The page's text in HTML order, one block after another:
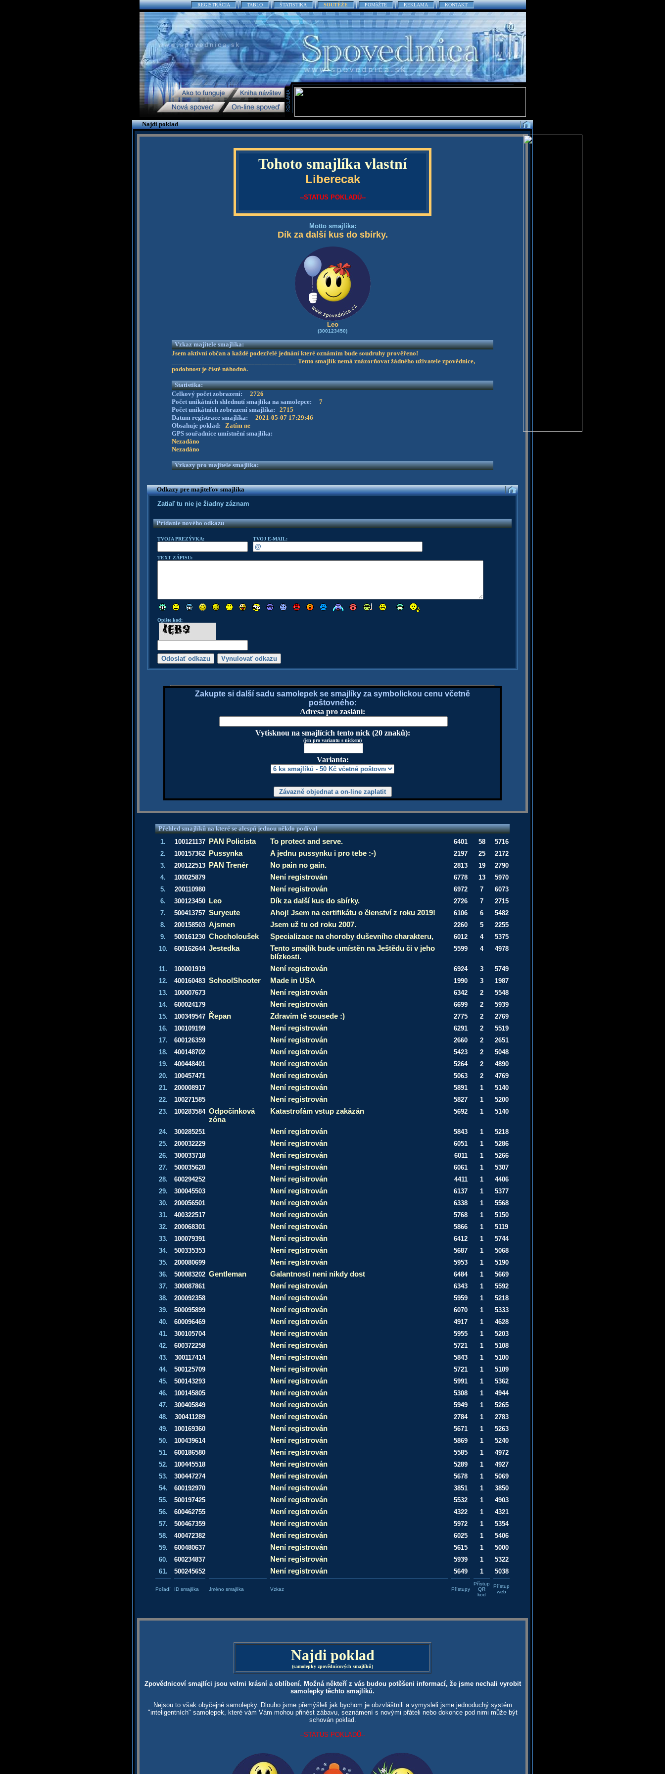
REGISTRÁCIA TABLO ŠTATISTIKA SOUTĚŽE POMôŽTE REKLAMA KONTAKT
Najdi poklad
Tohoto smajlíka vlastní
Liberecak
--STATUS POKLADŮ--
Motto smajlíka:
Dík za další kus do sbírky.
Leo
(300123450)
Vzkaz majitele smajlíka:
Jsem aktivní občan a každé podezřelé jednání které oznámím bude soudruhy prověřeno!
____________________________________ Tento smajlík nemá znázorňovat žádného uživatele zpovědnice,
podobnost je čistě náhodná.
Statistika:
Celkový počet zobrazení:
2726
Počet unikátních shlednutí smajlíka na samolepce: 7
Počet unikátních zobrazení smajlíka: 2715
Datum registrace smajlíka:
2021-05-07 17:29:46
Obsahuje poklad:
Zatím ne
GPS souřadnice umístnění smajlíka:
Nezadáno
Nezadáno
Vzkazy pro majitele smajlíka:
Odkazy pre majiteľov smajlíka
Zatiaľ tu nie je žiadny záznam
Pridanie nového odkazu
TVOJA PREZÝVKA: TVOJ E-MAIL:
TEXT ZÁPISU:
Opište kod:
Zakupte si další sadu samolepek se smajlíky za symbolickou cenu včetně
poštovného:
Adresa pro zaslání:
Vytisknou na smajlících tento nick (20 znaků):
(jen pro variantu s nickem)
Varianta:
Přehled smajlíků na které se alespň jednou někdo podíval
1.
100121137 PAN Policista To protect and serve. 6401 58
5716
2.
100157362 Pussynka A jednu pussynku i pro tebe :-) 2197 25
2172
3.
200122513 PAN Trenér No pain no gain. 2813 19
2790
4.
100025879 Není registrován 6778 13
5970
5.
200110980 Není registrován 6972 7
6073
6.
300123450 Leo Dík za další kus do sbírky. 2726 7
2715
7.
500413757 Surycute Ahoj! Jsem na certifikátu o členství z roku 2019! 6106 6
5482
8.
200158503 Ajsmen Jsem už tu od roku 2007. 2260 5
2255
9.
500161230 Chocholoušek Specializace na choroby duševního charakteru, 6012 4
5375
10.
600162644 Jestedka
Tento smajlík bude umístěn na Ještědu či v jeho
blízkosti.
5599 4 4978
11. 100001919 Není registrován 6924 3
5749
12.
400160483 SchoolShooter Made in USA 1990 3
1987
13.
100007673 Není registrován 6342 2
5548
14.
600024179 Není registrován 6699 2
5939
15.
100349547 Řepan Zdravím tě sousede :) 2775 2
2769
16.
100109199 Není registrován 6291 2
5519
17.
600126359 Není registrován 2660 2
2651
18.
400148702 Není registrován 5423 2
5048
19.
400448401 Není registrován 5264 2
4890
20.
100457471 Není registrován 5063 2
4769
21.
200008917 Není registrován 5891 1
5140
22.
100271585 Není registrován 5827 1
5200
23.
100283584 Odpočinková
zóna
Katastrofám vstup zakázán 5692 1 5140
24. 300285251 Není registrován 5843 1
5218
25.
200032229 Není registrován 6051 1
5286
26.
300033718 Není registrován 6011 1
5266
27.
500035620 Není registrován 6061 1
5307
28.
600294252 Není registrován 4411 1
4406
29.
300045503 Není registrován 6137 1
5377
30.
200056501 Není registrován 6338 1
5568
31.
400322517 Není registrován 5768 1
5150
32.
200068301 Není registrován 5866 1
5119
33.
100079391 Není registrován 6412 1
5744
34.
500335353 Není registrován 5687 1
5068
35.
200080699 Není registrován 5953 1
5190
36.
500083202 Gentleman Galantnosti neni nikdy dost 6484 1
5669
37.
300087861 Není registrován 6343 1
5592
38.
200092358 Není registrován 5959 1
5218
39.
500095899 Není registrován 6070 1
5333
40.
600096469 Není registrován 4917 1
4628
41.
300105704 Není registrován 5955 1
5203
42.
600372258 Není registrován 5721 1
5108
43.
300117414 Není registrován 5843 1
5100
44.
500125709 Není registrován 5721 1
5109
45.
500143293 Není registrován 5991 1
5362
46.
100145805 Není registrován 5308 1
4944
47.
300405849 Není registrován 5949 1
5265
48.
300411289 Není registrován 2784 1
2783
49.
100169360 Není registrován 5671 1
5263
50.
100439614 Není registrován 5869 1
5240
51.
600186580 Není registrován 5585 1
4972
52.
100445518 Není registrován 5289 1
4927
53.
300447274 Není registrován 5678 1
5069
54.
600192970 Není registrován 3851 1
3850
55.
500197425 Není registrován 5532 1
4903
56.
600462755 Není registrován 4322 1
4321
57.
500467359 Není registrován 5972 1
5354
58.
400472382 Není registrován 6025 1
5406
59.
600480637 Není registrován 5615 1
5000
60.
600234837 Není registrován 5939 1
5322
61.
500245652 Není registrován 5649 1 5038
Pořadí ID smajlíka Jméno smajlíka Vzkaz Přístupy
Přístup
QR
kod
Přístup
web
Najdi poklad
(samolepky zpovědnicových smajlíků)
Zpovědnicoví smajlíci jsou velmi krásní a oblíbení. Možná někteří z vás budou potěšeni informací, že jsme nechali vyrobit
samolepky těchto smajlíků.
Nejsou to však obyčejné samolepky. Dlouho jsme přemýšleli jak bychom je obzvláštnili a vymysleli jsme jednoduchý systém
"inteligentních" samolepek, které vám Vám mohou přinést zábavu, seznámení s novými přáteli nebo dokonce pod nimi může být
schován poklad.
--STATUS POKLADŮ--